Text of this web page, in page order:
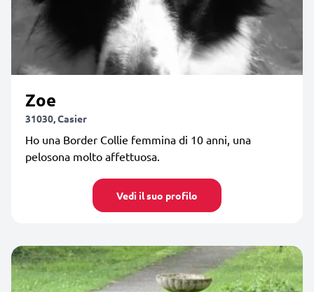
Zoe
31030, Casier
Ho una Border Collie femmina di 10 anni, una
pelosona molto affettuosa.
Vedi il suo profilo